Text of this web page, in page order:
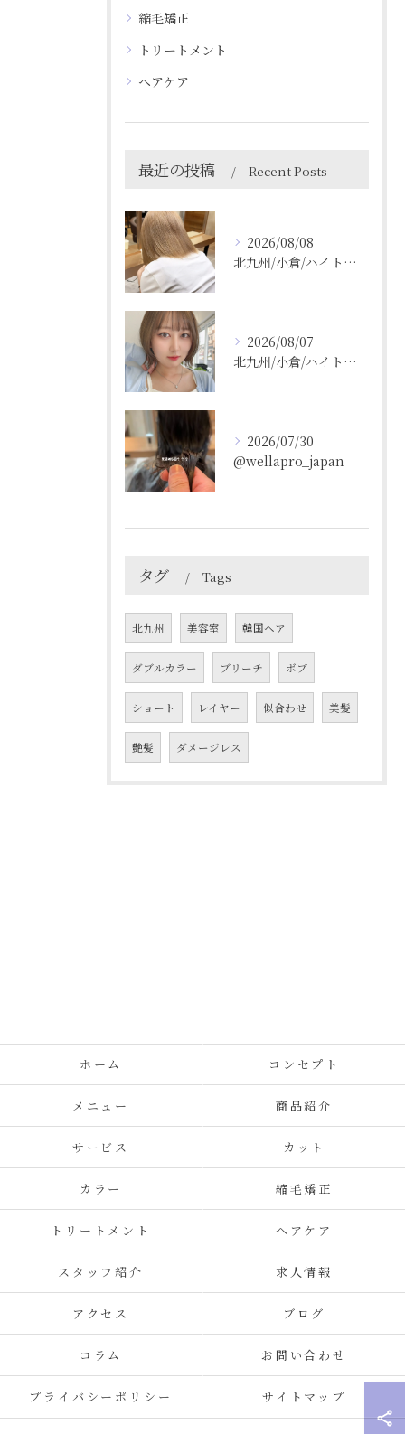
縮毛矯正
トリートメント
ヘアケア
最近の投稿 Recent Posts
2026/08/08
北九州/小倉/ハイトーン/ケアブリーチ/ブリーチカラー
2026/08/07
北九州/小倉/ハイトーン/ケアブリーチ/ブリーチカラー
2026/07/30
@wellapro_japan
タグ Tags
北九州 美容室 韓国ヘア
ダブルカラー ブリーチ ボブ
ショート レイヤー 似合わせ 美髪
艶髪 ダメージレス
ホーム コンセプト
メニュー 商品紹介
サービス カット
カラー 縮毛矯正
トリートメント ヘアケア
スタッフ紹介 求人情報
アクセス ブログ
コラム お問い合わせ
プライバシーポリシー サイトマップ